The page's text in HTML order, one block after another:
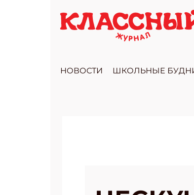
НОВОСТИ ШКОЛЬНЫЕ